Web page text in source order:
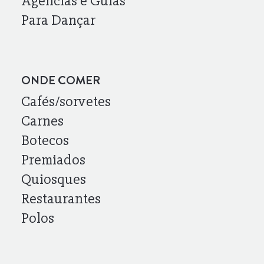
Para Dançar
ONDE COMER
Cafés/sorvetes
Carnes
Botecos
Premiados
Quiosques
Restaurantes
Polos